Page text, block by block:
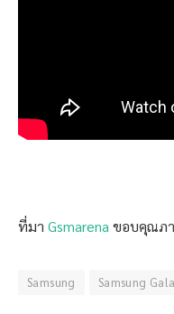
ที่มา Gsmarena ขอบคุณภ
Samsung Samsung